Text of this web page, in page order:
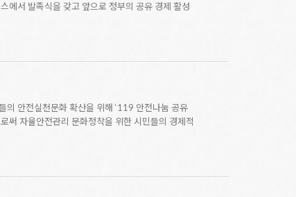
에서 발족식을 갖고 앞으로 정부의 공유 경제 활성
의 안전실천문화 확산을 위해 ‘119 안전나눔 공유
써 자율안전관리 문화정착을 위한 시민들의 경제적